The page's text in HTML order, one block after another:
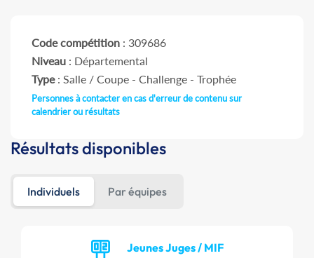
Code compétition : 309686
Niveau : Départemental
Type: Salle / Coupe - Challenge - Trophée
Personnes à contacter en cas d'erreur de contenu sur
calendrier ou résultats
Résultats disponibles
Individuels Par équipes
Jeunes Juges / MIF